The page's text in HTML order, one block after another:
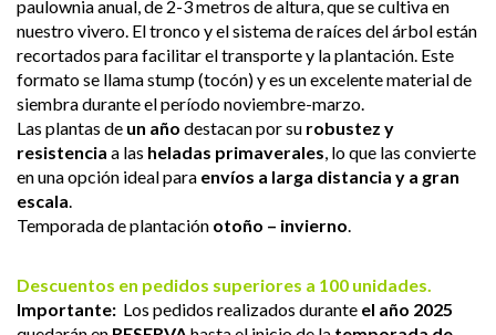
paulownia anual, de 2-3 metros de altura, que se cultiva en
nuestro vivero. El tronco y el sistema de raíces del árbol están
recortados para facilitar el transporte y la plantación. Este
formato se llama stump (tocón) y es un excelente material de
siembra durante el período noviembre-marzo.
Las plantas de un año destacan por su robustez y
resistencia a las heladas primaverales, lo que las convierte
en una opción ideal para envíos a larga distancia y a gran
escala.
Temporada de plantación otoño – invierno.
Descuentos en pedidos superiores a 100 unidades.
Importante: Los pedidos realizados durante el año 2025